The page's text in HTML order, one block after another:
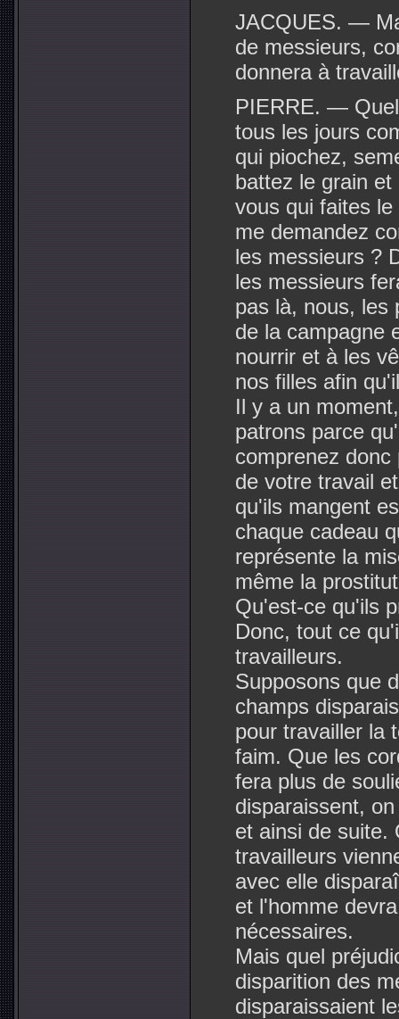
JACQUES. —
de messieurs,
donnera à
PIERRE. —
tous les jours
qui piochez,
battez le grain
vous qui faites
me demandez
les messieurs ?
les messieurs
pas là, nous, les
de la campagne
nourrir et à les
nos filles afin
Il y a un
patrons parce
comprenez
de votre travail
qu'ils mangent
chaque cadeau
représente la
même la
Qu'est-ce qu'ils
Donc, tout ce
travailleurs.
Supposons que
champs
pour travailler la
faim. Que les
fera plus de
disparaissent,
et ainsi de suite.
travailleurs
avec elle
et l'homme
nécessaires.
Mais quel
disparition des
disparaissaient